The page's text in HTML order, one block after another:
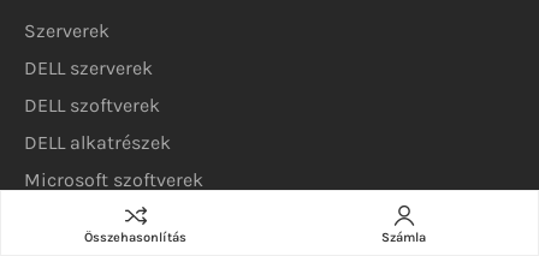
Szerverek
DELL szerverek
DELL szoftverek
DELL alkatrészek
Microsoft szoftverek
Összehasonlítás Számla